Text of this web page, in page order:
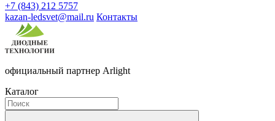
+7 (843) 212 5757
kazan-ledsvet@mail.ru Контакты
официальный партнер Arlight
Каталог